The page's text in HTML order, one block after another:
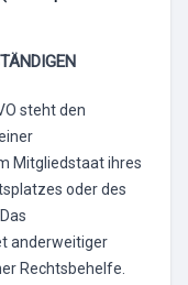
steht den
Mitgliedstaat ihres
oder des
anderweitiger
Rechtsbehelfe.